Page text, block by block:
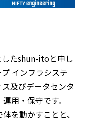
たshun-itoと申し
インフラシステ
及びデータセンタ
用・保守です。
を動かすことと、